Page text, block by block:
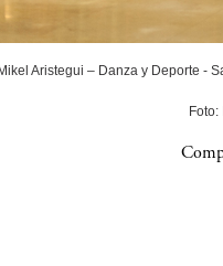
Mikel Aristegui – Danza y Deporte -